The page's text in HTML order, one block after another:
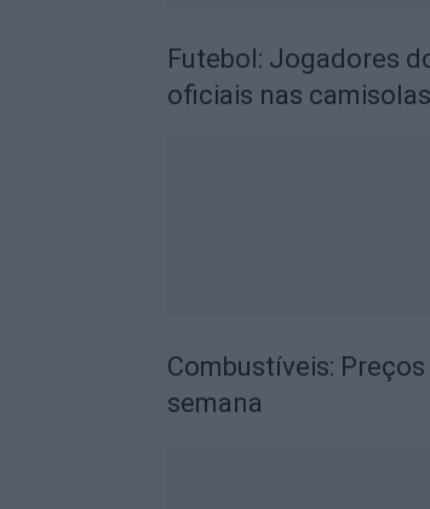
Futebol: Jogadores
oficiais nas camisolas
Combustíveis:
semana